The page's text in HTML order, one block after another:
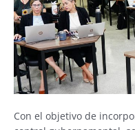
Con el objetivo de